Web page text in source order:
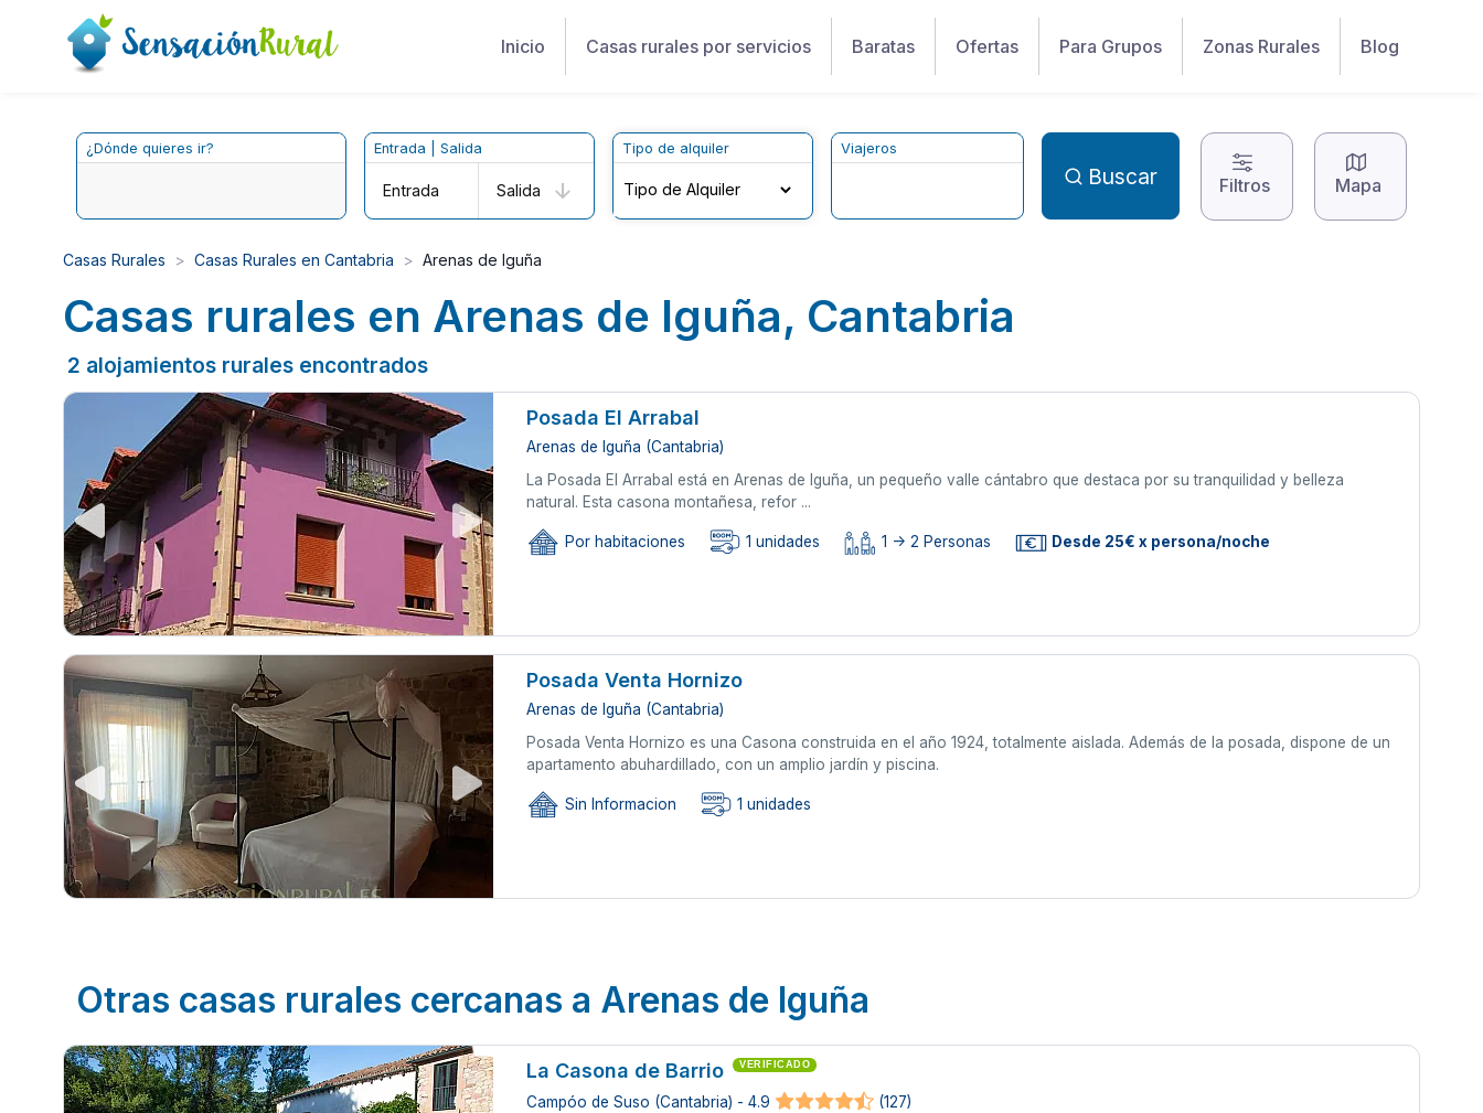
Inicio Casas rurales por servicios Baratas Ofertas Para Grupos Zonas Rurales Blog
¿Dónde quieres ir? Entrada | Salida
Entrada Salida
Tipo de alquiler Viajeros
Buscar Filtros Mapa
Casas Rurales Casas Rurales en Cantabria Arenas de Iguña
Casas rurales en Arenas de Iguña, Cantabria
2 alojamientos rurales encontrados
Posada El Arrabal
Arenas de Iguña (Cantabria)
La Posada El Arrabal está en Arenas de Iguña, un pequeño valle cántabro que destaca por su tranquilidad y belleza
natural. Esta casona montañesa, refor ...
Por habitaciones 1 unidades 1 -> 2 Personas Desde 25€ x persona/noche
Posada Venta Hornizo
Arenas de Iguña (Cantabria)
Posada Venta Hornizo es una Casona construida en el año 1924, totalmente aislada. Además de la posada, dispone de un
apartamento abuhardillado, con un amplio jardín y piscina.
Sin Informacion 1 unidades
Otras casas rurales cercanas a Arenas de Iguña
La Casona de Barrio VERIFICADO
Campóo de Suso (Cantabria) - 4.9
(127)